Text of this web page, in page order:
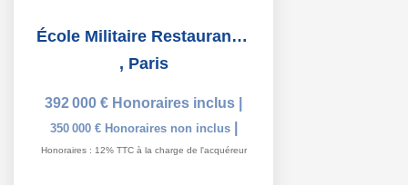
École Militaire Restaurant avec extraction
, Paris
392 000 € Honoraires inclus
350 000 € Honoraires non inclus
Honoraires : 12% TTC à la charge de l'acquéreur